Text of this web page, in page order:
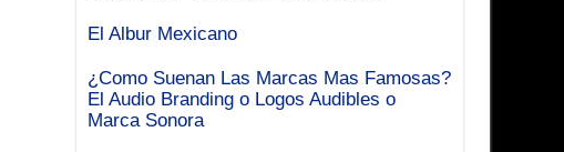
El Albur Mexicano
¿Como Suenan Las Marcas Mas Famosas?
El Audio Branding o Logos Audibles o
Marca Sonora